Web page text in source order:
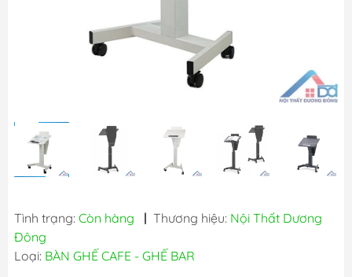
Tình trạng: Còn hàng | Thương hiệu: Nội Thất Dương
Đông
Loại: BÀN GHẾ CAFE - GHẾ BAR